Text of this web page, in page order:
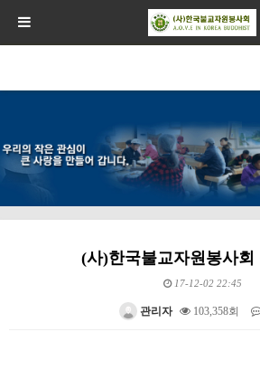
(사)한국불교자원봉사회
17-12-02 22:45
관리자 103,358회